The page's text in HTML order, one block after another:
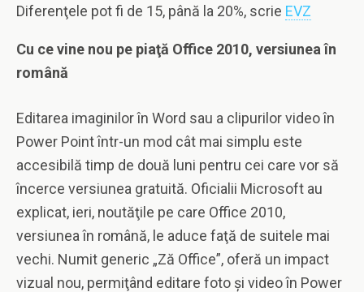
Diferenţele pot fi de 15, până la 20%, scrie EVZ
Cu ce vine nou pe piaţă Office 2010, versiunea în
română
Editarea imaginilor în Word sau a clipurilor video în
Power Point într-un mod cât mai simplu este
accesibilă timp de două luni pentru cei care vor să
încerce versiunea gratuită. Oficialii Microsoft au
explicat, ieri, noutăţile pe care Office 2010,
versiunea în română, le aduce faţă de suitele mai
vechi. Numit generic „Ză Office”, oferă un impact
vizual nou, permiţând editare foto şi video în Power